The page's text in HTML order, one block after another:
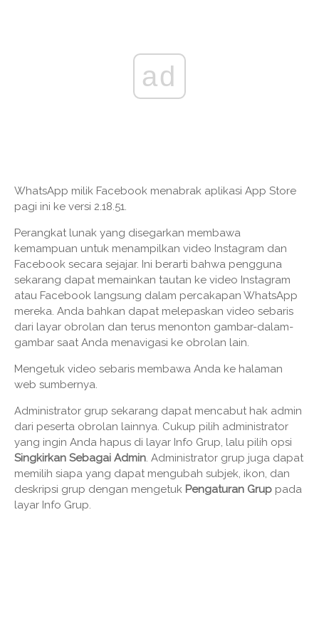
ad
WhatsApp milik Facebook menabrak aplikasi App Store
pagi ini ke versi 2.18.51.
Perangkat lunak yang disegarkan membawa
kemampuan untuk menampilkan video Instagram dan
Facebook secara sejajar. Ini berarti bahwa pengguna
sekarang dapat memainkan tautan ke video Instagram
atau Facebook langsung dalam percakapan WhatsApp
mereka. Anda bahkan dapat melepaskan video sebaris
dari layar obrolan dan terus menonton gambar-dalam-
gambar saat Anda menavigasi ke obrolan lain.
Mengetuk video sebaris membawa Anda ke halaman
web sumbernya.
Administrator grup sekarang dapat mencabut hak admin
dari peserta obrolan lainnya. Cukup pilih administrator
yang ingin Anda hapus di layar Info Grup, lalu pilih opsi
Singkirkan Sebagai Admin . Administrator grup juga dapat
memilih siapa yang dapat mengubah subjek, ikon, dan
deskripsi grup dengan mengetuk Pengaturan Grup pada
layar Info Grup.